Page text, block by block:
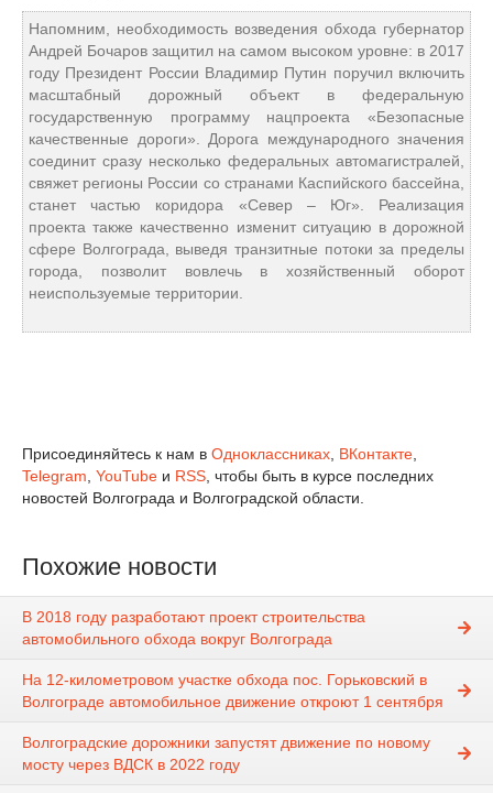
Напомним, необходимость возведения обхода губернатор
Андрей Бочаров защитил на самом высоком уровне: в 2017
году Президент России Владимир Путин поручил включить
масштабный дорожный объект в федеральную
государственную программу нацпроекта «Безопасные
качественные дороги». Дорога международного значения
соединит сразу несколько федеральных автомагистралей,
свяжет регионы России со странами Каспийского бассейна,
станет частью коридора «Север – Юг». Реализация
проекта также качественно изменит ситуацию в дорожной
сфере Волгограда, выведя транзитные потоки за пределы
города, позволит вовлечь в хозяйственный оборот
неиспользуемые территории.
Присоединяйтесь к нам в Одноклассниках ВКонтакте
Telegram YouTube и RSS , чтобы быть в курсе последних
новостей Волгограда и Волгоградской области.
Похожие новости
В 2018 году разработают проект строительства
автомобильного обхода вокруг Волгограда
На 12-километровом участке обхода пос. Горьковский в
Волгограде автомобильное движение откроют 1 сентября
Волгоградские дорожники запустят движение по новому
мосту через ВДСК в 2022 году